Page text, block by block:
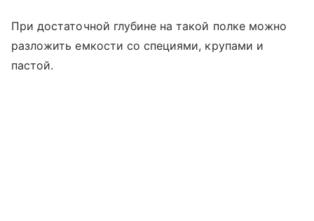
При достаточной глубине на такой полке можно
разложить емкости со специями, крупами и
пастой.